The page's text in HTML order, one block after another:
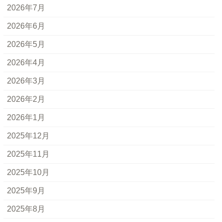
2026年7月
2026年6月
2026年5月
2026年4月
2026年3月
2026年2月
2026年1月
2025年12月
2025年11月
2025年10月
2025年9月
2025年8月